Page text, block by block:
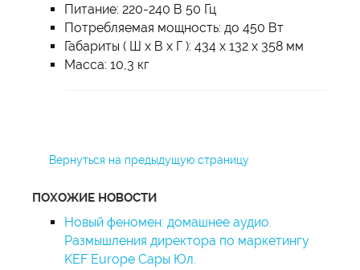
Питание: 220-240 В 50 Гц
Потребляемая мощность: до 450 Вт
Габариты ( Ш x В x Г ): 434 x 132 x 358 мм
Масса: 10,3 кг
Вернуться на предыдущую страницу
ПОХОЖИЕ НОВОСТИ
Новый феномен: домашнее аудио.
Размышления директора по маркетингу
KEF Europe Сары Юл.